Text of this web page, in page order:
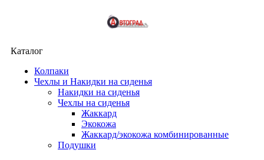
Каталог
Колпаки
Чехлы и Накидки на сиденья
Накидки на сиденья
Чехлы на сиденья
Жаккард
Экокожа
Жаккард/экокожа комбинированные
Подушки